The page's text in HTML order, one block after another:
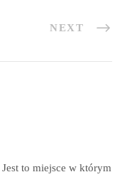
NEXT
to miejsce w którym